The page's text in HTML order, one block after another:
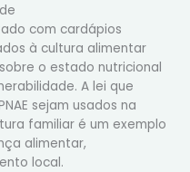
com cardápios
à cultura alimentar
o estado nutricional
A lei que
sejam usados na
familiar é um exemplo
alimentar,
local.